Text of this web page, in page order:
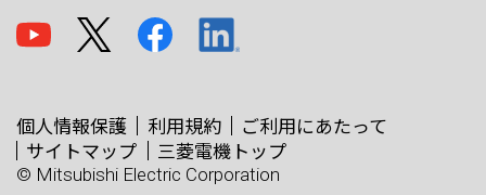
個人情報保護 利用規約
ご利用にあたって
サイトマップ
三菱電機トップ
© Mitsubishi Electric Corporation